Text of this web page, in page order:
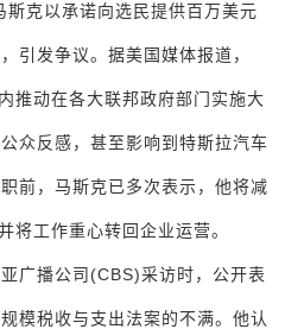
克以承诺向选民提供百万美元
引发争议。据美国媒体报道，
推动在各大联邦政府部门实施大
众反感，甚至影响到特斯拉汽车
前，马斯克已多次表示，他将减
将工作重心转回企业运营。
广播公司(CBS)采访时，公开表
模税收与支出法案的不满。他认